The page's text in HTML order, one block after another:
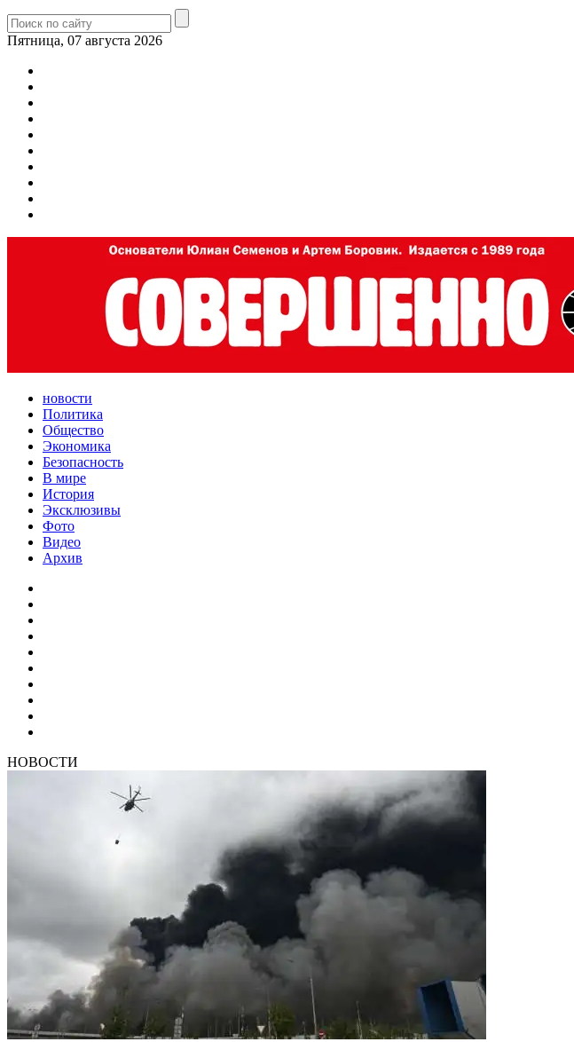
Пятница, 07 августа 2026
новости
Политика
Общество
Экономика
Безопасность
В мире
История
Эксклюзивы
Фото
Видео
Архив
НОВОСТИ